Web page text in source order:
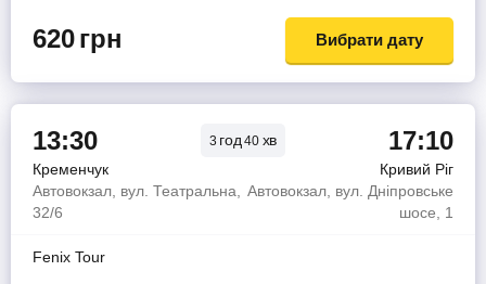
620грн Вибрати дату
13:30 3 год40 хв 17:10
Кременчук
Кривий Ріг
Автовокзал, вул. Театральна,
32/6
Автовокзал, вул. Дніпровське
шосе, 1
Fenix Tour